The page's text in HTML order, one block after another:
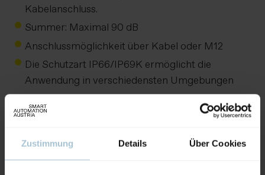
Zustimmung Details Über Cookies
Kabelanschluss.
Summer: Maximal 90 dB
Anschlussmöglichkeit über Kabel oder M12
Die Schutzart IP66/IP69K ermöglicht die
Anwendung in verschiedensten Umgebungen
Aussteller:
Dokumente